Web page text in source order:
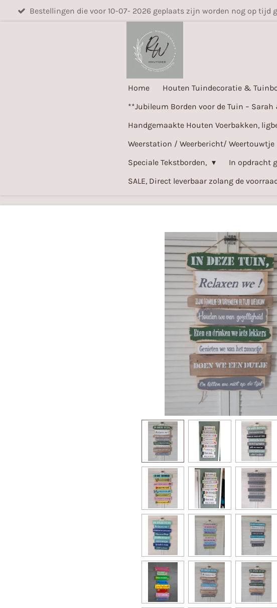
Bestellingen die voor 10-07- 2026 geplaats zijn worden nog op tijd
Home Houten Tuindecoratie &
**Jubileum Borden voor de Tuin –
Handgemaakte Houten Voerbakken,
Weerstation / Weerbericht/ Weertouwtje
Speciale Tekstborden,
In opdracht
SALE, Direct leverbaar zolang de